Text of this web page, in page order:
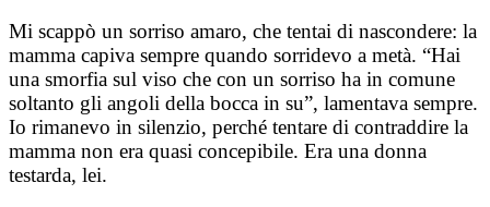
Mi scappò un sorriso amaro, che tentai di nascondere: la
mamma capiva sempre quando sorridevo a metà. “Hai
una smorfia sul viso che con un sorriso ha in comune
soltanto gli angoli della bocca in su”, lamentava sempre.
Io rimanevo in silenzio, perché tentare di contraddire la
mamma non era quasi concepibile. Era una donna
testarda, lei.